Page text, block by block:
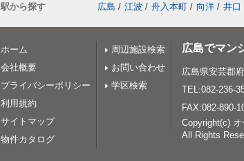
駅から探す
広島 / 江波 / 舟入本町 / 向洋 / 井口
ホーム
会社概要
プライバシーポリシー
利用規約
サイトマップ
物件カタログ
周辺施設検索
お問い合わせ
学区検索
広島でマン
広島県安芸郡
TEL:082-236-
FAX:082-890-
Copyright(c)
All Rights